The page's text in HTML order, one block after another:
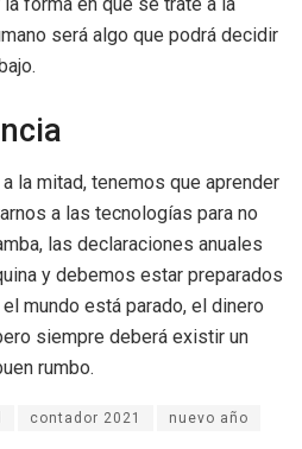
será algo que podrá decidir
la mitad, tenemos que aprender
a las tecnologías para no
las declaraciones anuales
y debemos estar preparados
mundo está parado, el dinero
siempre deberá existir un
rumbo.
contador 2021 nuevo año